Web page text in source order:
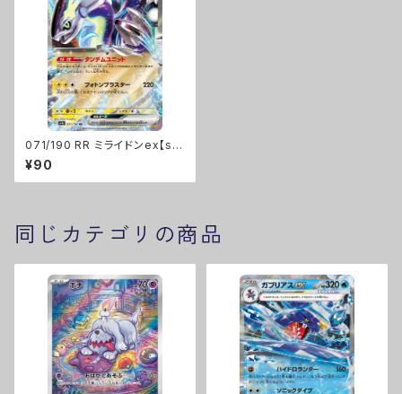
071/190 RR ミライドンex【sv
4a】Gレギュ
¥90
同じカテゴリの商品